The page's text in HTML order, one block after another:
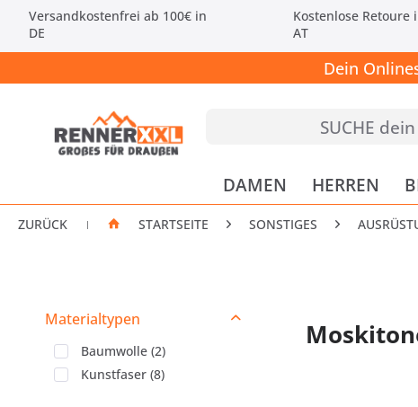
Versandkostenfrei ab 100€ in
DE
Kostenlose Retoure
AT
Dein
DAMEN HERREN
ZURÜCK | STARTSEITE SONSTIGES
Materialtypen
Baumwolle (2)
Kunstfaser (8)